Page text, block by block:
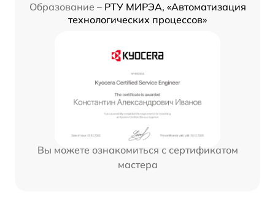
Образование – РТУ МИРЭА, «Автоматизация
технологических процессов»
Вы можете ознакомиться с сертификатом
мастера